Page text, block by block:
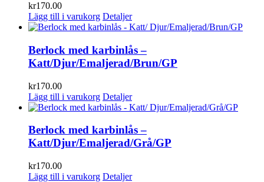
kr170.00
Lägg till i varukorg Detaljer
Berlock med karbinlås –
Katt/Djur/Emaljerad/Brun/GP
kr170.00
Lägg till i varukorg Detaljer
Berlock med karbinlås –
Katt/Djur/Emaljerad/Grå/GP
kr170.00
Lägg till i varukorg Detaljer